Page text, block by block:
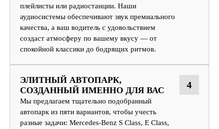
плейлисты или радиостанции. Наши
аудиосистемы обеспечивают звук премиального
качества, а ваш водитель с удовольствием
создаст атмосферу по вашему вкусу — от
спокойной классики до бодрящих ритмов.
ЭЛИТНЫЙ АВТОПАРК,
СОЗДАННЫЙ ИМЕННО ДЛЯ ВАС
Мы предлагаем тщательно подобранный
автопарк из пяти вариантов, чтобы учесть
разные задачи: Mercedes-Benz S Class, E Class,
4